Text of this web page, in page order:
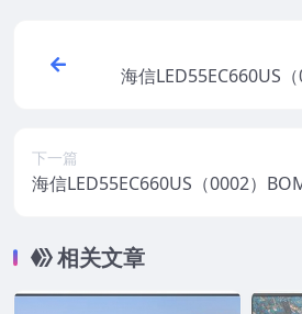
海信LED55EC660US
下一篇
海信LED55EC660US（0002）
相关文章